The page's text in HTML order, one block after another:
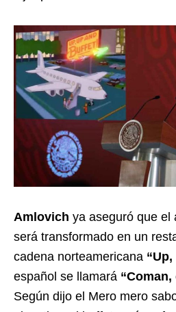
Amlovich ya aseguró que el
será transformado en un
cadena norteamericana
español se llamará
Según dijo el Mero mero